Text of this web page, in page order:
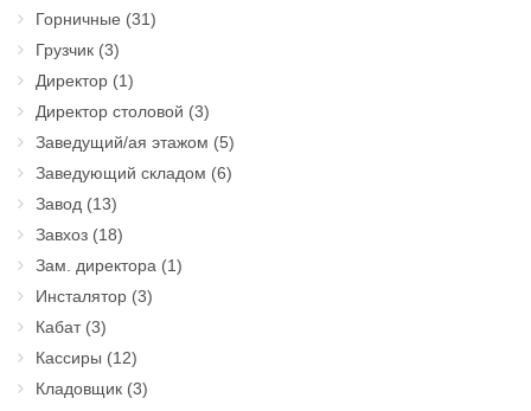
Горничные (31)
Грузчик (3)
Директор (1)
Директор столовой (3)
Заведущий/ая этажом (5)
Заведующий складом (6)
Завод (13)
Завхоз (18)
Зам. директора (1)
Инсталятор (3)
Кабат(3)
Кассиры (12)
Кладовщик (3)